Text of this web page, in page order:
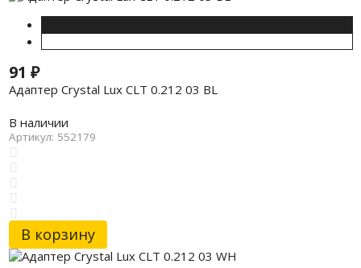
91 ₽
Адаптер Crystal Lux CLT 0.212 03 BL
В наличии
Артикул: 552179
В корзину